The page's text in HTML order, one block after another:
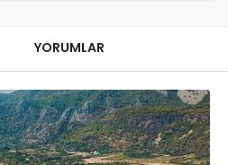
YORUMLAR
CEVAPLANAN SORULAR